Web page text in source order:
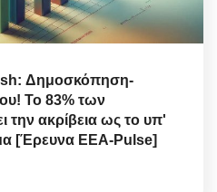
Δημοσκόπηση-
Το 83% των
την ακρίβεια ως το υπ'
[Έρευνα ΕΕΑ-Pulse]